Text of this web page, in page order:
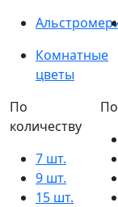
Комнатные
цветы
По
количеству
7 шт.
9 шт.
15 шт.